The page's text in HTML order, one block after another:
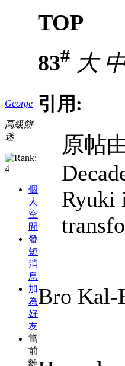
TOP
George
高級餅
迷
個
人
空
間
發
短
消
息
加
為
好
友
當
前
離
83# 大
引用:
原帖
Ryuki
Bro Kal-